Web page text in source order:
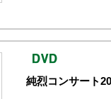
純烈コンサート